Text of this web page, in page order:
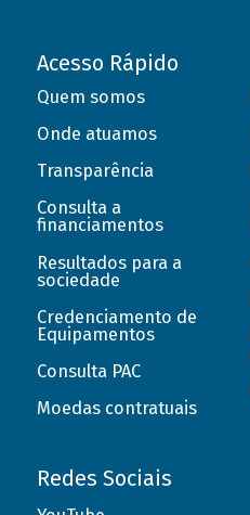
Acesso Rápido
Quem somos
Onde atuamos
Transparência
Consulta a
financiamentos
Resultados para a
sociedade
Credenciamento de
Equipamentos
Consulta PAC
Moedas contratuais
Redes Sociais